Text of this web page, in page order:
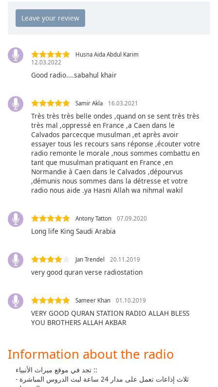
Audio
Picture-
in-
Picture
Fullscreen
Beginning
cancel
and
window.
Color
Text
Background
Color
Husna Aida Abdul Karim
12.03.2022
Good radio....sabahul khair
Samir Akla 16.03.2021
Très très très belle ondes ,quand on se sent très très
très mal ,oppressé en France ,a Caen dans le
Calvados parcecque musulman ,et après avoir
essayer tous les recours sans réponse ,écouter votre
radio remonte le morale ,nous sommes combattu en
tant que musulman pratiquant en France ,en
Normandie à Caen dans le Calvados ,dépourvus
,démunis nous sommes dans la détresse et votre
radio nous aide .ya Hasni Allah wa nihmal wakil
Antony Tatton 07.09.2020
Long life King Saudi Arabia
Jan Trendel 20.11.2019
very good quran verse radiostation
Sameer Khan 01.10.2019
VERY GOOD QURAN STATION RADIO ALLAH BLESS
YOU BROTHERS ALLAH AKBAR
Information about the radio
تجد في موقع ميراث الأنبياء ::
- ثلاث إذاعات تعمل على مدار 24 ساعة لبث الدروس المباشرة